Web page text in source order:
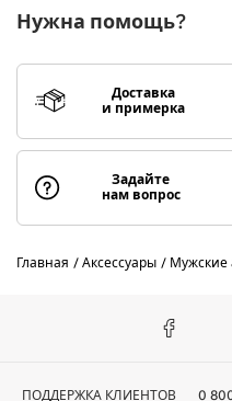
Нужна помощь?
Доставка
и примерка
Задайте
нам вопрос
Главная Аксессуары Мужские
ПОДДЕРЖКА КЛИЕНТОВ 0